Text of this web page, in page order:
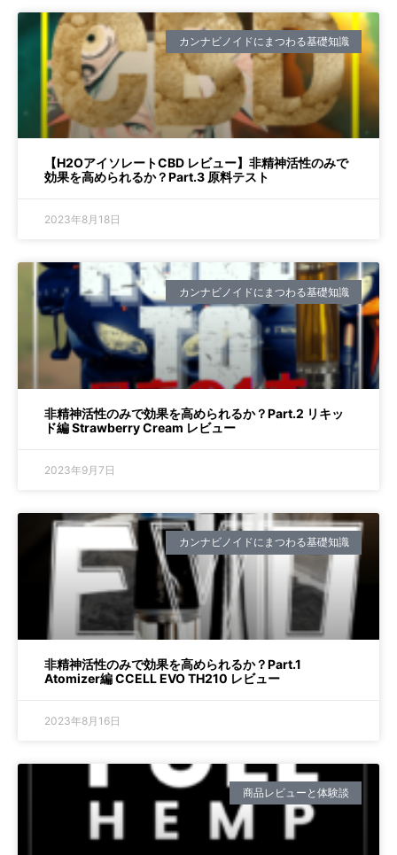
カンナビノイドにまつわる基礎知識
【H2OアイソレートCBD レビュー】非精神活性のみで
効果を高められるか？Part.3 原料テスト
2023年8月18日
カンナビノイドにまつわる基礎知識
非精神活性のみで効果を高められるか？Part.2 リキッ
ド編 Strawberry Cream レビュー
2023年9月7日
カンナビノイドにまつわる基礎知識
非精神活性のみで効果を高められるか？Part.1
Atomizer編 CCELL EVO TH210 レビュー
2023年8月16日
商品レビューと体験談